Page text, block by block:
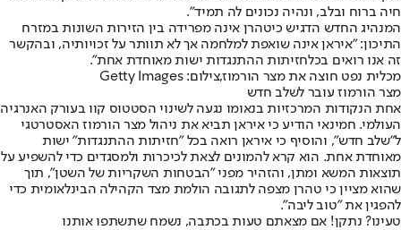
חיה ברוח ובלב, ונהיה נכונים לה תמיד".
המנהיג החדש הדגיש כיטהרן אינה מפרידה בין הזירות השונות במזרח
התיכון: "איראן אינה שואפת למלחמה אך לא תוותר על זכויותיה, ובהקשר
זה אנו רואים בכלחזיתות ההתנגדות ישות מאוחדת אחת".
מכלית נפט חוצה את מצר הורמוז,צילום: Getty Images
מצר הורמוז עובר לשלב חדש
אחת הנקודות המרכזיות בנאומו נגעה לשינוי הסטטוס קוו בעורק האנרגיה
העולמי. חמינאי הודיע כי איראן תביא את ניהול מצר הורמוז האסטרטגי
ל"שלב חדש", והוסיף כי איראן רואה בכל "חזיתות ההתנגדות" ישות
מאוחדת אחת. הוא קרא להמונים לצאת לכיכרות ולמסגדים כדי להשפיע על
תוצאות המשא ומתן, והזהיר מפני "הבטחות השקריות של השטן", תוך
שהוא מציין כי טהרן מצפה לתגובה הולמת מצד הקהילה הבינלאומית כדי
להפגין את "טוב ליבה".
טעינו? נתקן! אם מצאתם טעות בכתבה, נשמח שתשתפו אותנו